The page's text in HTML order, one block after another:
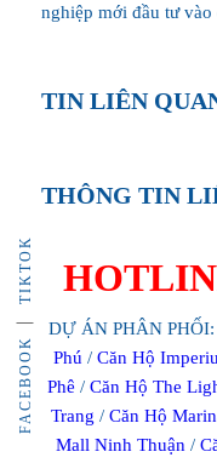
FACEBOOK
TIKTOK
nghiệp mới đầu tư vào
TIN LIÊN
THÔNG TIN
DỰ ÁN PHÂN
Phú /Căn Hộ
Phê /Căn Hộ The
Trang / Căn Hộ
Mall Ninh Thuận/